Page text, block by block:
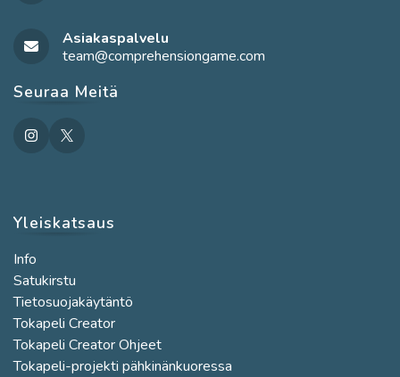
Asiakaspalvelu
team@comprehensiongame.com
Seuraa Meitä
Yleiskatsaus
Info
Satukirstu
Tietosuojakäytäntö
Tokapeli Creator
Tokapeli Creator Ohjeet
Tokapeli-projekti pähkinänkuoressa